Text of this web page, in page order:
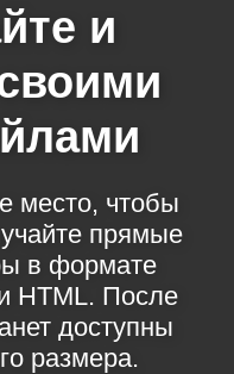
и
место, чтобы
прямые
в формате
HTML. После
доступны
размера.